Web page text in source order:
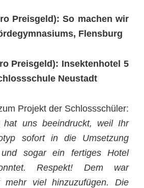
Preisgeld): So machen wir
Flensburg
Preisgeld): Insektenhotel 5
Neustadt
Projekt der Schlossschüler:
hat uns beeindruckt, weil Ihr
sofort in die Umsetzung
sogar ein fertiges Hotel
Respekt! Dem war
mehr viel hinzuzufügen. Die